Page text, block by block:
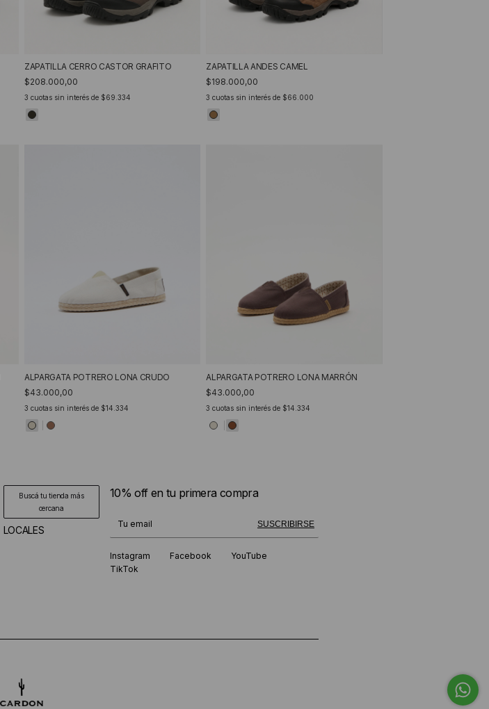
ZAPATILLA CERRO CASTOR GRAFITO
$208.000,00
3 cuotas sin interés de $69.334
ZAPATILLA ANDES CAMEL
$198.000,00
3 cuotas sin interés de $66.000
ALPARGATA POTRERO LONA CRUDO
$43.000,00
3 cuotas sin interés de $14.334
ALPARGATA POTRERO LONA MARRÓN
$43.000,00
3 cuotas sin interés de $14.334
Buscá tu tienda más
cercana
LOCALES
10% off en tu primera compra
SUSCRIBIRSE
¡Te suscribiste exitosamente!
Instagram Facebook
YouTube
TikTok